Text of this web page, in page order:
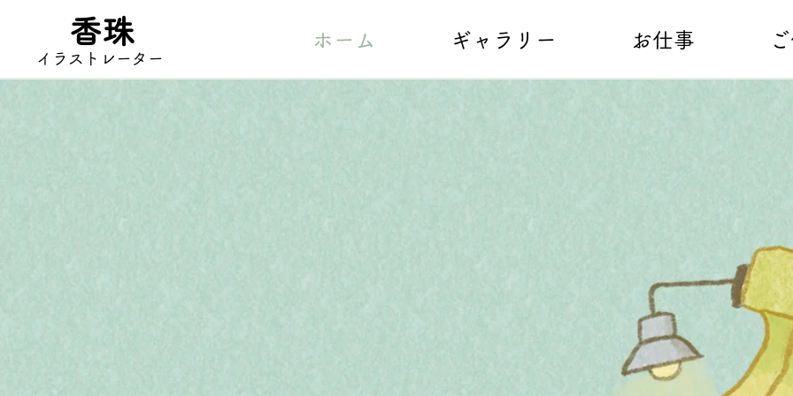
​イラストレーター
香珠 ホーム ギャラリー お仕事